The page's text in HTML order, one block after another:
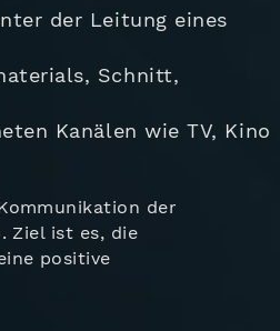
der Leitung eines
Schnitt,
Kanälen wie TV, Kino
der
Ziel ist es, die
positive